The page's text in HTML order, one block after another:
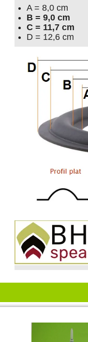
A = 8,0 cm
B = 9,0 cm
C = 11,7 cm
D = 12,6 cm